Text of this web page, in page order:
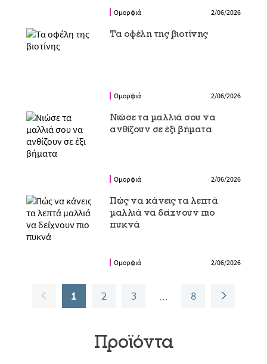
Ομορφιά 2/06/2026
Τα οφέλη της βιοτίνης
Ομορφιά 2/06/2026
Νιώσε τα μαλλιά σου να
ανθίζουν σε έξι βήματα
Ομορφιά 2/06/2026
Πώς να κάνεις τα λεπτά
μαλλιά να δείχνουν πιο
πυκνά
Ομορφιά 2/06/2026
1 2 3 8
Προϊόντα